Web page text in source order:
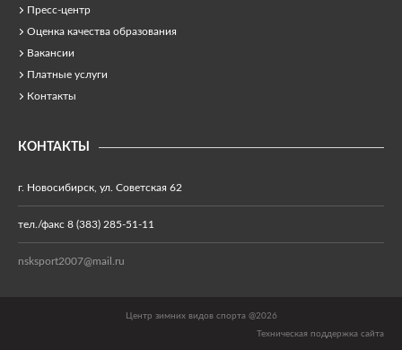
Пресс-центр
Оценка качества образования
Вакансии
Платные услуги
Контакты
КОНТАКТЫ
г. Новосибирск, ул. Советская 62
тел./факс 8 (383) 285-51-11
nsksport2007@mail.ru
Центр зимних видов спорта @2026
Техническая поддержка сайта